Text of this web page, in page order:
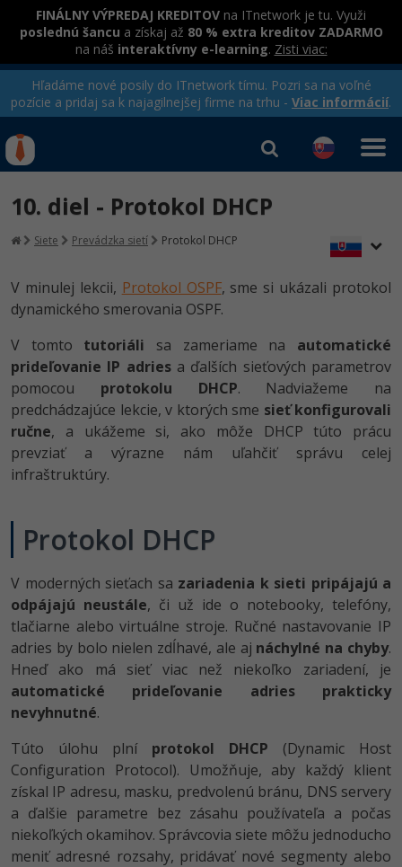
FINÁLNY VÝPREDAJ KREDITOV na ITnetwork je tu. Využi
poslednú šancu a získaj až 80 % extra kreditov ZADARMO
na náš interaktívny e-learning. Zisti viac:
Hľadáme nové posily do ITnetwork tímu. Pozri sa na voľné
pozície a pridaj sa k najagilnejšej firme na trhu - Viac informácií.
hradené úradom práce
Ako začať?
Java
C# .NET -80%
Python -80%
JavaScript -80%
C++ -80%
Swift -80%
Kotlin -80%
Céčko -80%
VB.NET
SQL
-80%
Algoritmy -41%
Kurzy e-commerce
Testovanie softvéru
Marketing -30%
WordPress
SEO -30%
Business
Copywriting -30%
MS Office -80%
Google Dokumenty
Fórum
Linux a UNIX
Siete
Prihlásiť sa | Registrovať
10. diel - Protokol DHCP
Siete Prevádzka sietí Protokol DHCP
V minulej lekcii, Protokol OSPF, sme si ukázali protokol
dynamického smerovania OSPF.
V tomto tutoriáli sa zameriame na automatické
prideľovanie IP adriesa ďalších sieťových parametrov
pomocou protokolu DHCP. Nadviažeme na
predchádzajúce lekcie, v ktorých sme sieť konfigurovali
ručne, a ukážeme si, ako môže DHCP túto prácu
prevziať a výrazne nám uľahčiť správu celej
infraštruktúry.
Protokol DHCP
V moderných sieťach sa zariadenia k sieti pripájajú a
odpájajú neustále, či už ide o notebooky, telefóny,
tlačiarne alebo virtuálne stroje. Ručné nastavovanie IP
adries by bolo nielen zdĺhavé, ale aj náchylné na chyby.
Hneď ako má sieť viac než niekoľko zariadení, je
automatické prideľovanie adries prakticky
nevyhnutné.
Túto úlohu plní protokol DHCP (Dynamic Host
Configuration Protocol). Umožňuje, aby každý klient
získal IP adresu, masku, predvolenú bránu, DNS servery
a ďalšie parametre bez zásahu používateľa a počas
niekoľkých okamihov. Správcovia siete môžu jednoducho
meniť adresné rozsahy, pridávať nové segmenty alebo